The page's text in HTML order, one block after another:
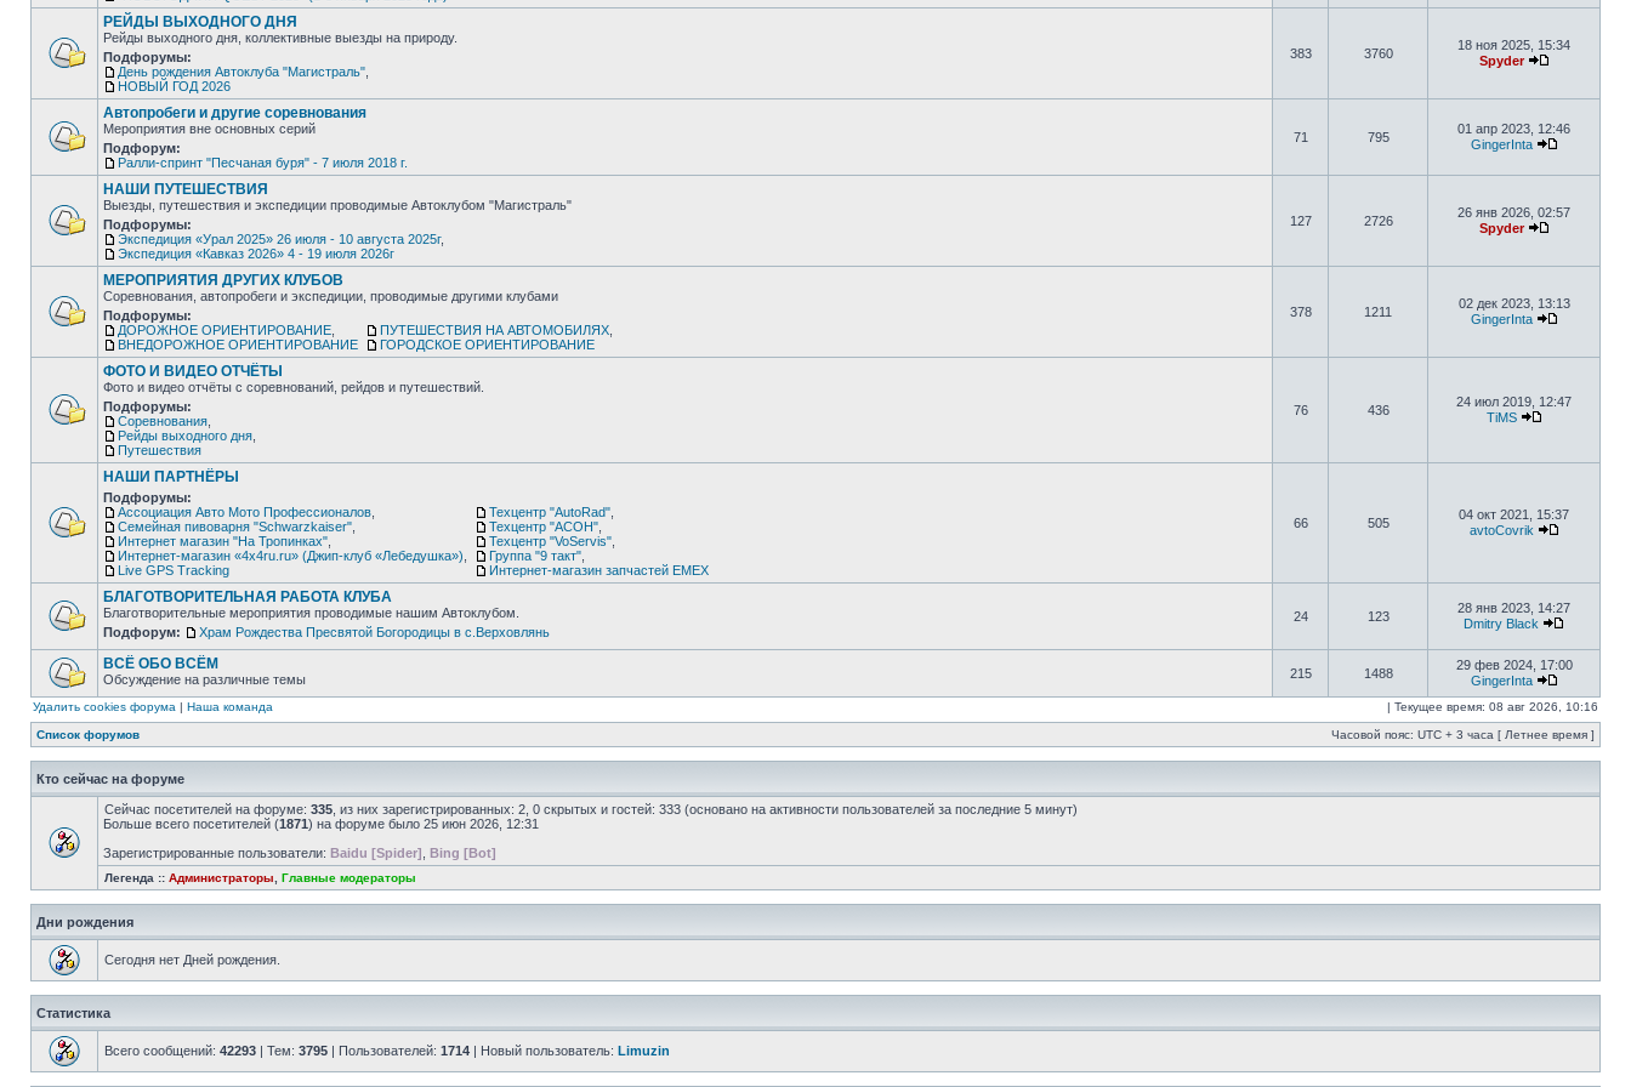
РЕЙДЫ ВЫХОДНОГО ДНЯ
Рейды выходного дня, коллективные выезды на природу.
Подфорумы:
День рождения Автоклуба "Магистраль"
НОВЫЙ ГОД 2026
383 3760
18 ноя 2025, 15:34
Spyder
Автопробеги и другие соревнования
Мероприятия вне основных серий
Подфорум:
Ралли-спринт "Песчаная буря" - 7 июля 2018 г.
71 795
01 апр 2023, 12:46
GingerInta
НАШИ ПУТЕШЕСТВИЯ
Выезды, путешествия и экспедиции проводимые Автоклубом "Магистраль"
Подфорумы:
Экспедиция «Урал 2025» 26 июля - 10 августа 2025г,
Экспедиция «Кавказ 2026» 4 - 19 июля 2026г
127 2726
26 янв 2026, 02:57
Spyder
МЕРОПРИЯТИЯ ДРУГИХ КЛУБОВ
Соревнования, автопробеги и экспедиции, проводимые другими клубами
Подфорумы:
ДОРОЖНОЕ ОРИЕНТИРОВАНИЕ
ВНЕДОРОЖНОЕ ОРИЕНТИРОВАНИЕ
ПУТЕШЕСТВИЯ НА АВТОМОБИЛЯХ
ГОРОДСКОЕ ОРИЕНТИРОВАНИЕ
378 1211
02 дек 2023, 13:13
GingerInta
ФОТО И ВИДЕО ОТЧЁТЫ
Фото и видео отчёты с соревнований, рейдов и путешествий.
Подфорумы:
Соревнования
Рейды выходного дня
Путешествия
76 436
24 июл 2019, 12:47
TiMS
НАШИ ПАРТНЁРЫ
Подфорумы:
Ассоциация Авто Мото Профессионалов
Семейная пивоварня "Schwarzkaiser"
Интернет магазин "На Тропинках"
Интернет-магазин «4х4ru.ru» (Джип-клуб «Лебедушка»)
Live GPS Tracking
Техцентр "AutoRad"
Техцентр "АСОН"
Техцентр "VoServis"
Группа "9 такт"
Интернет-магазин запчастей EMEX
66 505
04 окт 2021, 15:37
avtoCovrik
БЛАГОТВОРИТЕЛЬНАЯ РАБОТА КЛУБА
Благотворительные мероприятия проводимые нашим Автоклубом.
Подфорум:
Храм Рождества Пресвятой Богородицы в с.Верховлянь
24 123
28 янв 2023, 14:27
Dmitry Black
ВСЁ ОБО ВСЁМ
Обсуждение на различные темы 215 1488
29 фев 2024, 17:00
GingerInta
Удалить cookies форума | Наша команда | Текущее время: 08 авг 2026, 10:16
Список форумов Часовой пояс: UTC + 3 часа [ Летнее время ]
Кто сейчас на форуме
Сейчас посетителей на форуме: 335 , из них зарегистрированных: 2, 0 скрытых и гостей: 333 (основано на активности пользователей за последние 5 минут)
Больше всего посетителей (1871) на форуме было 25 июн 2026, 12:31
Зарегистрированные пользователи: Baidu [Spider] Bing [Bot]
Легенда :: Администраторы Главные модераторы
Дни рождения
Сегодня нет Дней рождения.
Статистика
Всего сообщений: 42293 | Тем: 3795 | Пользователей: 1714 | Новый пользователь: Limuzin